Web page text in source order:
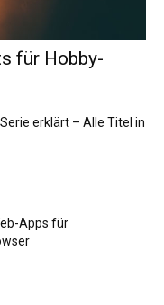
für Hobby-
erklärt – Alle Titel in
Apps für